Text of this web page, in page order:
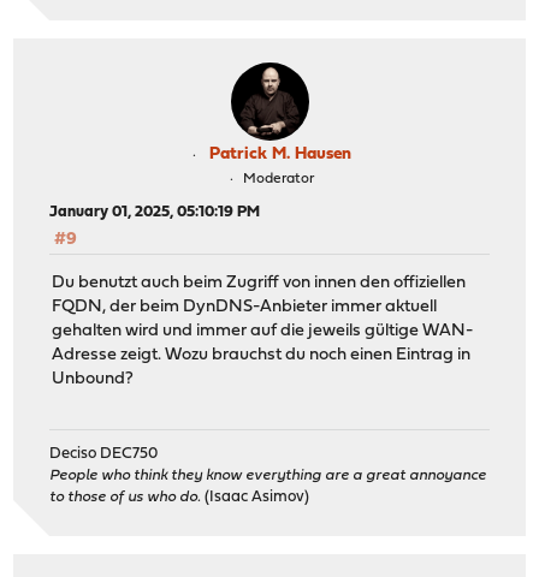
Patrick M. Hausen
Moderator
January 01, 2025, 05:10:19 PM
#9
Du benutzt auch beim Zugriff von innen den offiziellen
FQDN, der beim DynDNS-Anbieter immer aktuell
gehalten wird und immer auf die jeweils gültige WAN-
Adresse zeigt. Wozu brauchst du noch einen Eintrag in
Unbound?
Deciso DEC750
People who think they know everything are a great annoyance
to those of us who do. (Isaac Asimov)